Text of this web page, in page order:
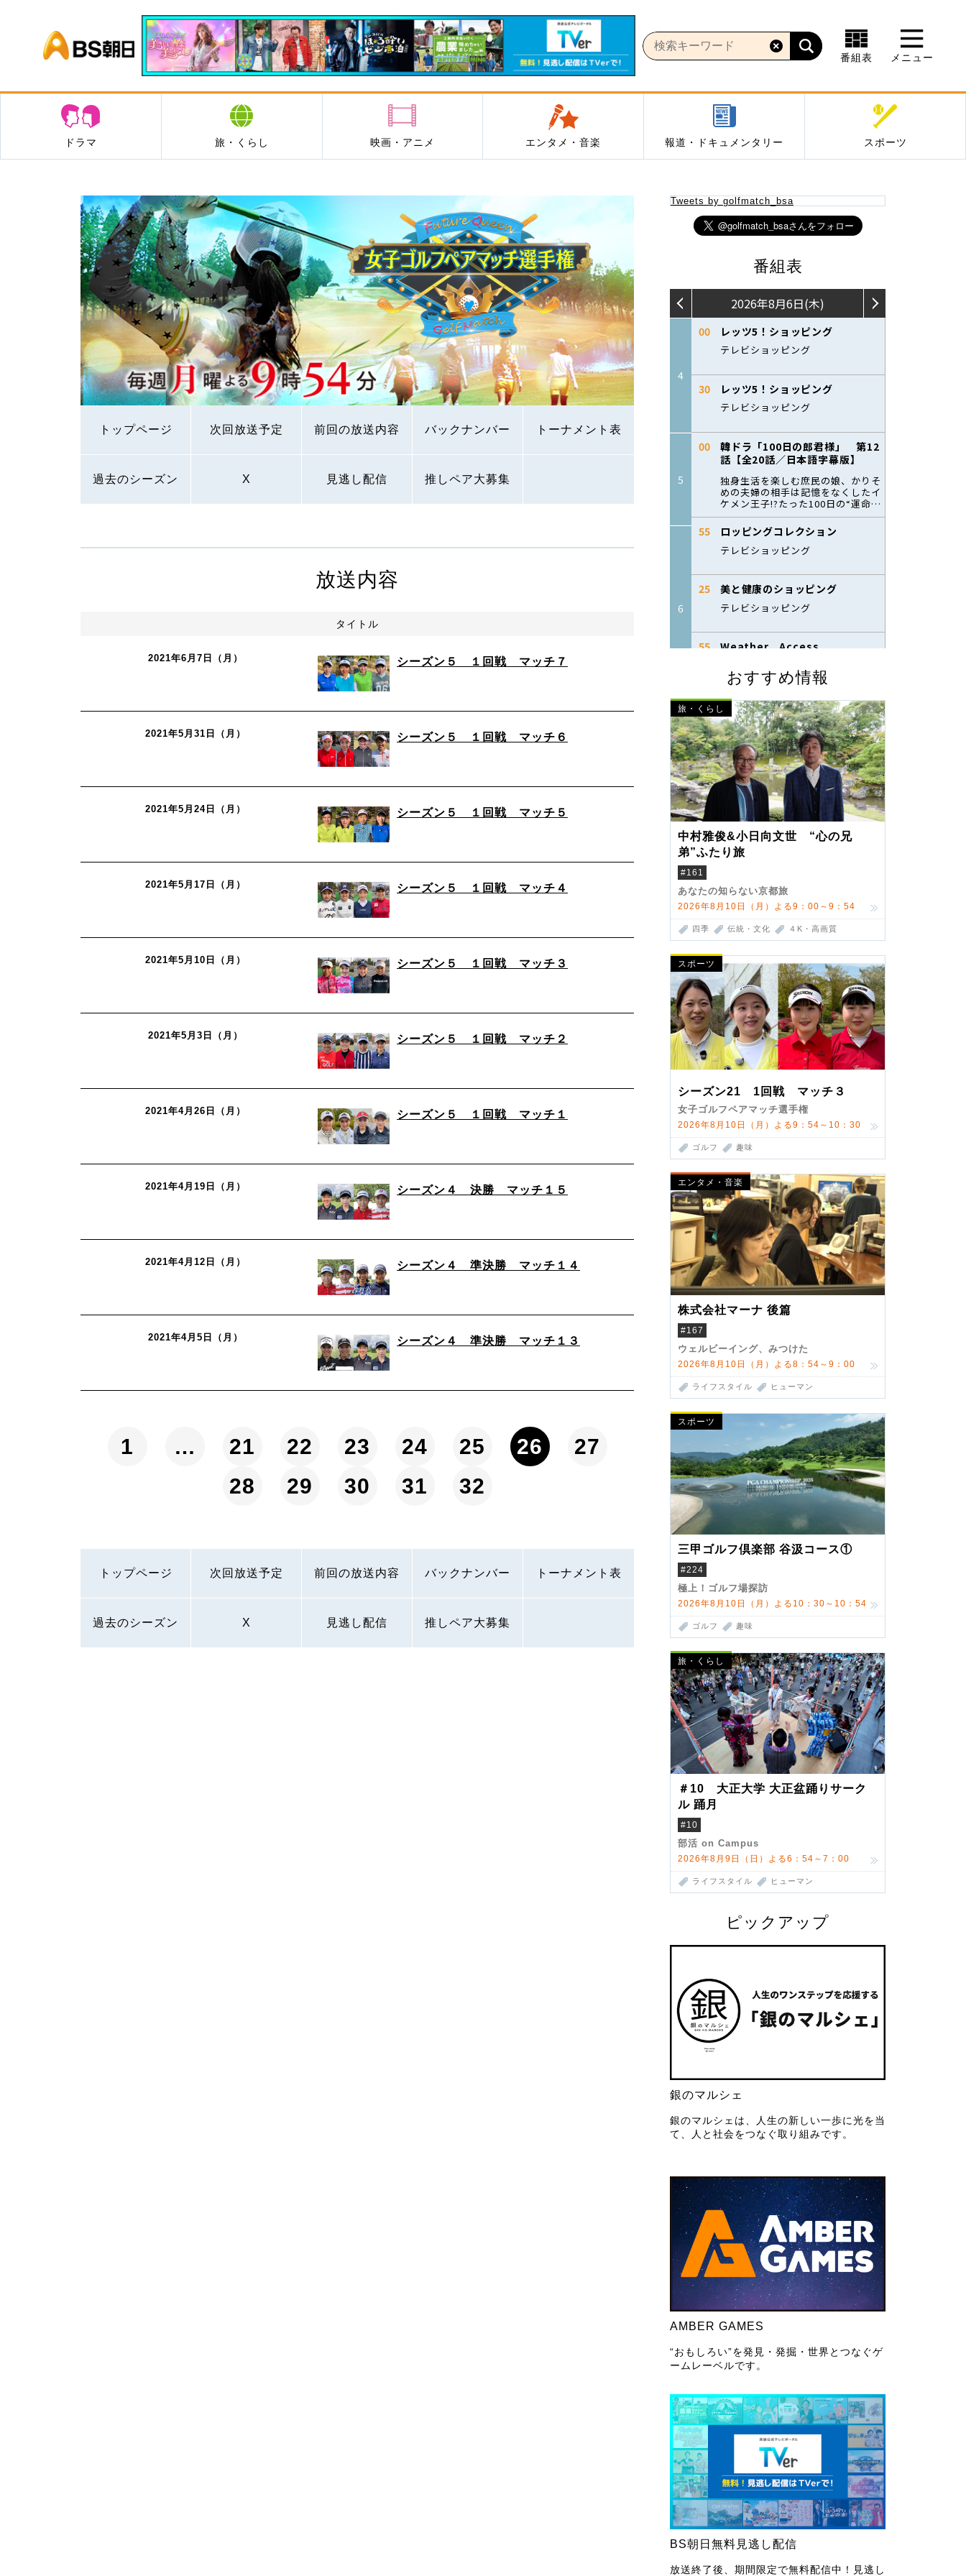
BS朝日
番組表 メニュー
ドラマ 旅・くらし 映画・アニメ エンタメ・音楽 報道・ドキュメンタリー スポーツ
トップページ 次回放送予定 前回の放送内容 バックナンバー トーナメント表
過去のシーズン X 見逃し配信 推しペア大募集
Tweets by golfmatch_bsa
番組表
おすすめ情報
旅・くらし
中村雅俊&小日向文世 “心の兄
弟”ふたり旅
#161
あなたの知らない京都旅
2026年8月10日（月）よる9：00～9：54
四季 伝統・文化 ４K・高画質
スポーツ
シーズン21 1回戦 マッチ３
女子ゴルフペアマッチ選手権
2026年8月10日（月）よる9：54～10：30
ゴルフ 趣味
エンタメ・音楽
株式会社マーナ 後篇
#167
ウェルビーイング、みつけた
2026年8月10日（月）よる8：54～9：00
ライフスタイル ヒューマン
スポーツ
三甲ゴルフ倶楽部 谷汲コース①
#224
極上！ゴルフ場探訪
2026年8月10日（月）よる10：30～10：54
ゴルフ 趣味
旅・くらし
＃10 大正大学 大正盆踊りサーク
ル 踊月
#10
部活 on Campus
2026年8月9日（日）よる6：54～7：00
ライフスタイル ヒューマン
ピックアップ
銀のマルシェ
銀のマルシェは、人生の新しい一歩に光を当
て、人と社会をつなぐ取り組みです。
AMBER GAMES
“おもしろい”を発見・発掘・世界とつなぐゲ
ームレーベルです。
BS朝日無料見逃し配信
放送終了後、期間限定で無料配信中！見逃し
放送内容
タイトル
2021年6月7日（月） シーズン５ １回戦 マッチ７
2021年5月31日（月） シーズン５ １回戦 マッチ６
2021年5月24日（月） シーズン５ １回戦 マッチ５
2021年5月17日（月） シーズン５ １回戦 マッチ４
2021年5月10日（月） シーズン５ １回戦 マッチ３
2021年5月3日（月） シーズン５ １回戦 マッチ２
2021年4月26日（月） シーズン５ １回戦 マッチ１
2021年4月19日（月） シーズン４ 決勝 マッチ１５
2021年4月12日（月） シーズン４ 準決勝 マッチ１４
2021年4月5日（月） シーズン４ 準決勝 マッチ１３
1 … 21 22 23 24 25 26
27
28
29 30 31 32
トップページ 次回放送予定 前回の放送内容 バックナンバー トーナメント表
過去のシーズン X 見逃し配信 推しペア大募集